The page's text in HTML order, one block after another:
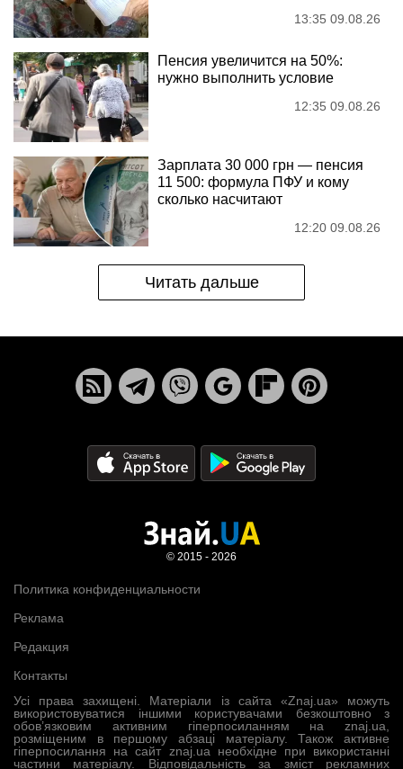
13:35 09.08.26
Пенсия увеличится на 50%:
нужно выполнить условие
12:35 09.08.26
Зарплата 30 000 грн — пенсия
11 500: формула ПФУ и кому
сколько насчитают
12:20 09.08.26
Читать дальше
Усі права захищені. Матеріали із сайта «Znaj.ua» можуть
використовуватися іншими користувачами безкоштовно з
обов’язковим активним гіперпосиланням на znaj.ua,
розміщеним в першому абзаці матеріалу. Також активне
гіперпосилання на сайт znaj.ua необхідне при використанні
частини матеріалу. Відповідальність за зміст рекламних
Политика конфиденциальности
Реклама
Редакция
Контакты
© 2015 - 2026